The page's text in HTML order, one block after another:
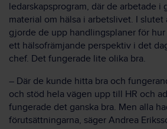
ledarskapsprogram, där de arbetade i
material om hälsa i arbetslivet. I slutet
gjorde de upp handlingsplaner för
ett hälsofrämjande perspektiv i det
chef. Det fungerade lite olika bra.
– Där de kunde hitta bra och
och stöd hela vägen upp till HR och
fungerade det ganska bra. Men alla
förutsättningarna, säger Andrea